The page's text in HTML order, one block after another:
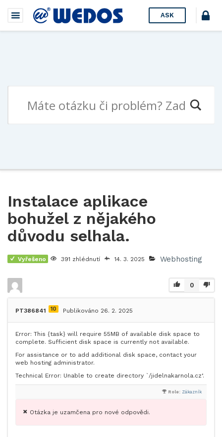
ASK
Instalace aplikace
bohužel z nějakého
důvodu selhala.
Vyřešeno 391 zhlédnutí 14. 3. 2025 Webhosting
0
PT386841 10 Publikováno 26. 2. 2025
Error: This {task} will require 55MB of available disk space to
complete. Sufficient disk space is currently not available.
For assistance or to add additional disk space, contact your
web hosting administrator.
Technical Error: Unable to create directory `/jidelnakarnola.cz‘.
Role: Zákazník
Otázka je uzamčena pro nové odpovědi.